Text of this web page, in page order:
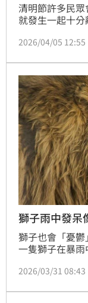
清明節許多民
就發生一起十
2026/04/05 12:55
獅子雨中發呆
獅子也會「憂
一隻獅子在暴
網友關注與討論
2026/03/31 08:43